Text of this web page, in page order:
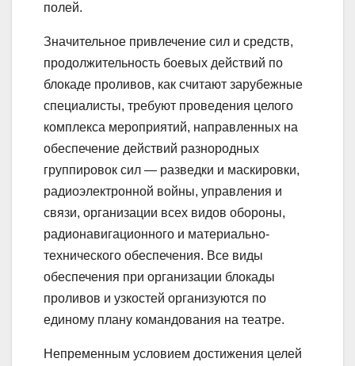
полей.
Значительное привлечение сил и средств,
продолжительность боевых действий по
блокаде проливов, как считают зарубежные
специалисты, требуют проведения целого
комплекса мероприятий, направленных на
обеспечение действий разнородных
группировок сил — разведки и маскировки,
радиоэлектронной войны, управления и
связи, организации всех видов обороны,
радионавигационного и материально-
технического обеспечения. Все виды
обеспечения при организации блокады
проливов и узкостей организуются по
единому плану командования на театре.
Непременным условием достижения целей